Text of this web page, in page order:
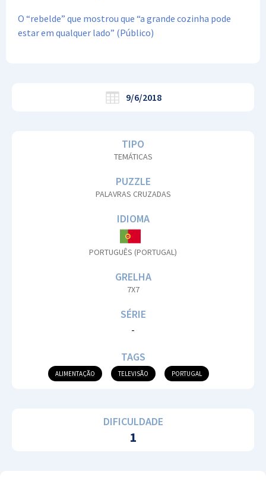
O “rebelde” que mostrou que “a grande cozinha pode
estar em qualquer lado” (Público)
9/6/2018
TIPO
TEMÁTICAS
PUZZLE
PALAVRAS CRUZADAS
IDIOMA
PORTUGUÊS (PORTUGAL)
GRELHA
7X7
SÉRIE
-
TAGS
ALIMENTAÇÃO TELEVISÃO PORTUGAL
DIFICULDADE
1